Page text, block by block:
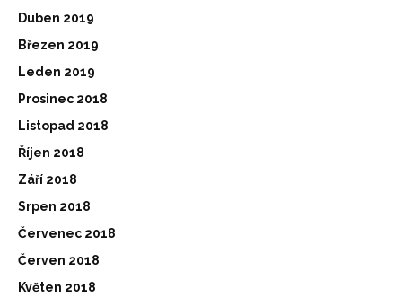
Duben 2019
Březen 2019
Leden 2019
Prosinec 2018
Listopad 2018
Říjen 2018
Září 2018
Srpen 2018
Červenec 2018
Červen 2018
Květen 2018